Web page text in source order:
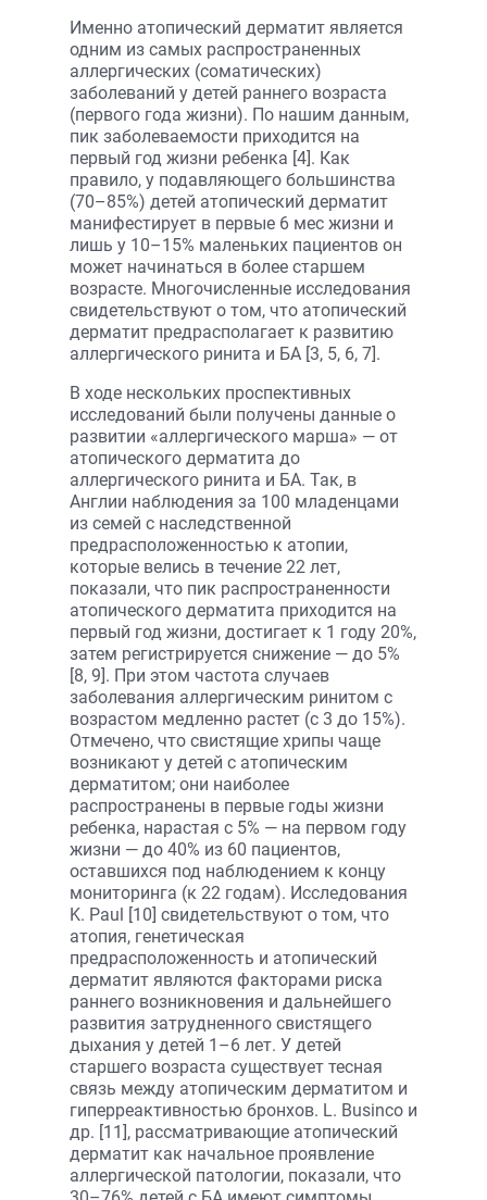
Именно атопический дерматит является
одним из самых распространенных
аллергических (соматических)
заболеваний у детей раннего возраста
(первого года жизни). По нашим данным,
пик заболеваемости приходится на
первый год жизни ребенка [4]. Как
правило, у подавляющего большинства
(70–85%) детей атопический дерматит
манифестирует в первые 6 мес жизни и
лишь у 10–15% маленьких пациентов он
может начинаться в более старшем
возрасте. Многочисленные исследования
свидетельствуют о том, что атопический
дерматит предрасполагает к развитию
аллергического ринита и БА [3, 5, 6, 7].
В ходе нескольких проспективных
исследований были получены данные о
развитии «аллергического марша» — от
атопического дерматита до
аллергического ринита и БА. Так, в
Англии наблюдения за 100 младенцами
из семей с наследственной
предрасположенностью к атопии,
которые велись в течение 22 лет,
показали, что пик распространенности
атопического дерматита приходится на
первый год жизни, достигает к 1 году 20%,
затем регистрируется снижение — до 5%
[8, 9]. При этом частота случаев
заболевания аллергическим ринитом с
возрастом медленно растет (с 3 до 15%).
Отмечено, что свистящие хрипы чаще
возникают у детей с атопическим
дерматитом; они наиболее
распространены в первые годы жизни
ребенка, нарастая с 5% — на первом году
жизни — до 40% из 60 пациентов,
оставшихся под наблюдением к концу
мониторинга (к 22 годам). Исследования
K. Paul [10] свидетельствуют о том, что
атопия, генетическая
предрасположенность и атопический
дерматит являются факторами риска
раннего возникновения и дальнейшего
развития затрудненного свистящего
дыхания у детей 1–6 лет. У детей
старшего возраста существует тесная
связь между атопическим дерматитом и
гиперреактивностью бронхов. L. Businco и
др. [11], рассматривающие атопический
дерматит как начальное проявление
аллергической патологии, показали, что